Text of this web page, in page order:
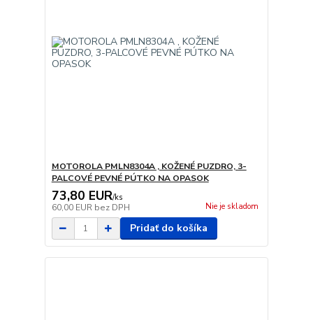
MOTOROLA PMLN8304A , KOŽENÉ PUZDRO, 3-
PALCOVÉ PEVNÉ PÚTKO NA OPASOK
73,80 EUR/ks
60,00 EUR bez DPH Nie je skladom
Pridať do košíka